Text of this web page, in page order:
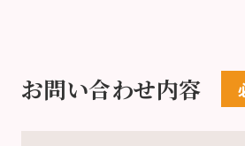
お問い合わせ内容